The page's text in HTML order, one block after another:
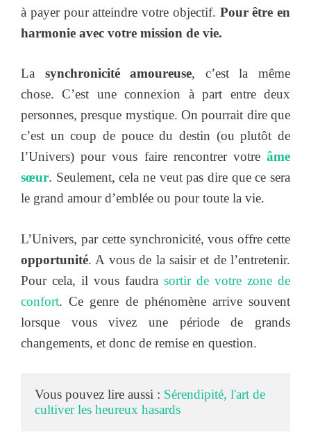
à payer pour atteindre votre objectif. Pour être en
harmonie avec votre mission de vie.
La synchronicité amoureuse, c’est la même
chose. C’est une connexion à part entre deux
personnes, presque mystique. On pourrait dire que
c’est un coup de pouce du destin (ou plutôt de
l’Univers) pour vous faire rencontrer votre âme
sœur. Seulement, cela ne veut pas dire que ce sera
le grand amour d’emblée ou pour toute la vie.
L’Univers, par cette synchronicité, vous offre cette
opportunité. A vous de la saisir et de l’entretenir.
Pour cela, il vous faudra sortir de votre zone de
confort. Ce genre de phénomène arrive souvent
lorsque vous vivez une période de grands
changements, et donc de remise en question.
Vous pouvez lire aussi : Sérendipité, l'art de
cultiver les heureux hasards